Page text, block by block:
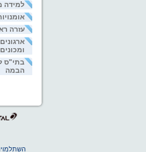
למידה
עזרה
ומכונים
בתי"ס
הבמה